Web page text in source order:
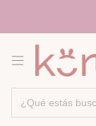
ENVÍOS